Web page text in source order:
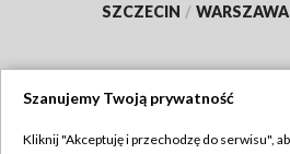
SZCZECIN / WARSZAWA
Szanujemy Twoją prywatność
Kliknij "Akceptuję i przechodzę do serwisu",